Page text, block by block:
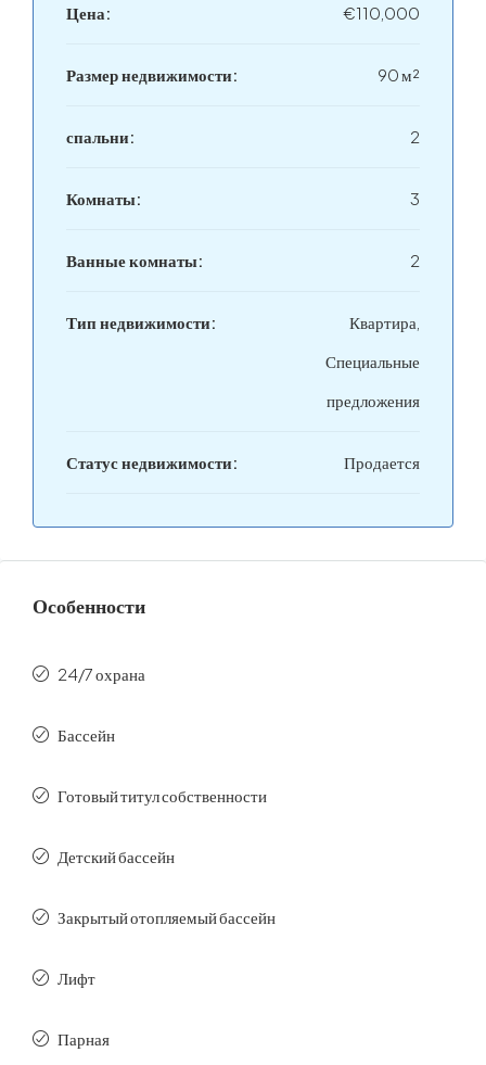
Цена: €110,000
Размер недвижимости: 90 м²
спальни: 2
Комнаты: 3
Ванные комнаты: 2
Тип недвижимости:
Квартира,
Специальные
предложения
Статус недвижимости: Продается
Особенности
24/7 охрана
Бассейн
Готовый титул собственности
Детский бассейн
Закрытый отопляемый бассейн
Лифт
Парная